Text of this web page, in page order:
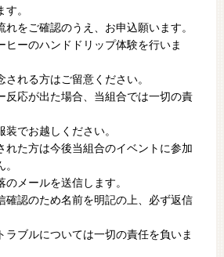
。
れをご確認のうえ、お申込願います。
ヒーのハンドドリップ体験を行いま
れる方はご留意ください。
応が出た場合、当組合では一切の責
でお越しください。
れた方は今後当組合のイベントに参加
のメールを送信します。
認のため名前を明記の上、必ず返信
ラブルについては一切の責任を負いま